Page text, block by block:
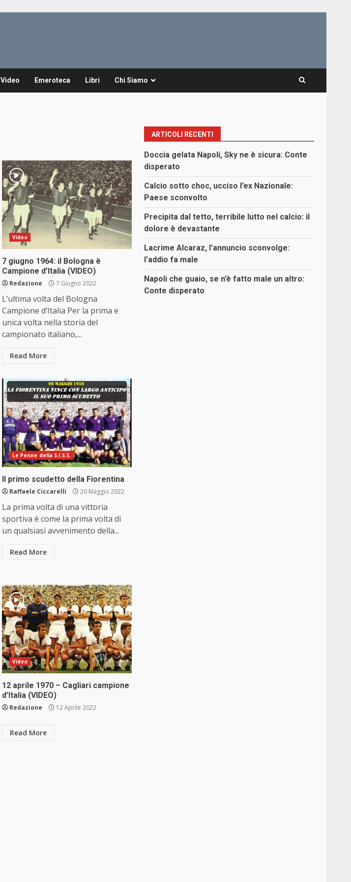
Video Emeroteca Libri Chi Siamo
Video
7 giugno 1964: il Bologna è
Campione d’Italia (VIDEO)
Redazione 7 Giugno 2022
L’ultima volta del Bologna
Campione d’Italia Per la prima e
unica volta nella storia del
campionato italiano,...
Read More
Le Penne della S.I.S.S.
Il primo scudetto della Fiorentina
Raffaele Ciccarelli 20 Maggio 2022
La prima volta di una vittoria
sportiva è come la prima volta di
un qualsiasi avvenimento della...
Read More
Video
12 aprile 1970 – Cagliari campione
d’Italia (VIDEO)
Redazione 12 Aprile 2022
Read More
ARTICOLI RECENTI
Doccia gelata Napoli, Sky ne è sicura: Conte
disperato
Calcio sotto choc, ucciso l’ex Nazionale:
Paese sconvolto
Precipita dal tetto, terribile lutto nel calcio: il
dolore è devastante
Lacrime Alcaraz, l’annuncio sconvolge:
l’addio fa male
Napoli che guaio, se n’è fatto male un altro:
Conte disperato